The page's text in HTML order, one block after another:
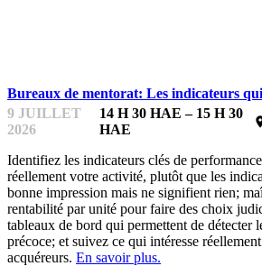
Bureaux de mentorat: Les indicateurs
9 JUILLET
2026
14 H 30 HAE – 15 H 30
HAE
Identifiez les indicateurs clés de
réellement votre activité, plutôt que les
bonne impression mais ne signifient rien;
rentabilité par unité pour faire des choix
tableaux de bord qui permettent de détecter
précoce; et suivez ce qui intéresse
acquéreurs. En savoir plus.